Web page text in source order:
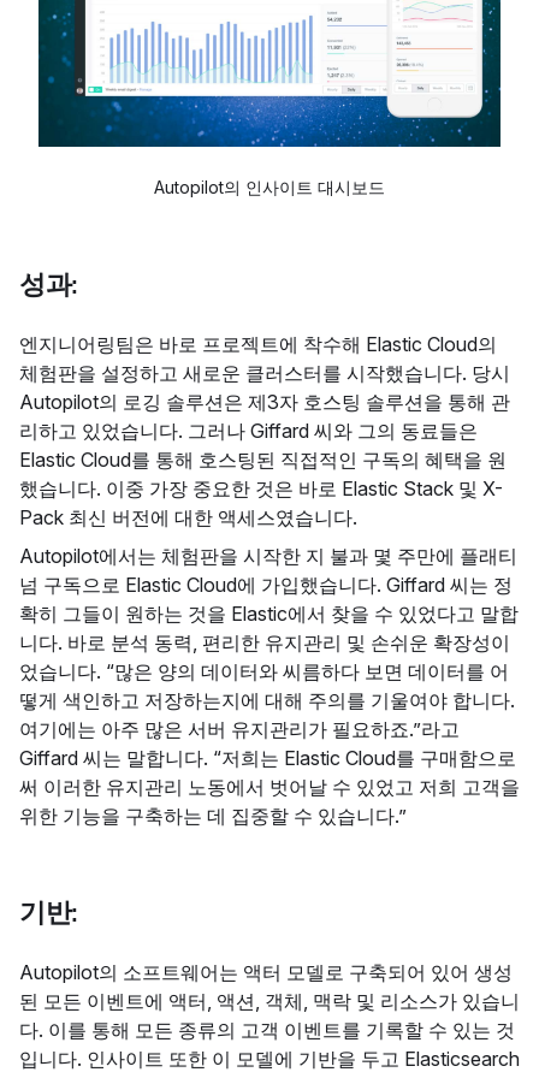
Autopilot의 인사이트 대시보드
성과:
엔지니어링팀은 바로 프로젝트에 착수해 Elastic Cloud의
체험판을 설정하고 새로운 클러스터를 시작했습니다. 당시
Autopilot의 로깅 솔루션은 제3자 호스팅 솔루션을 통해 관
리하고 있었습니다. 그러나 Giffard 씨와 그의 동료들은
Elastic Cloud를 통해 호스팅된 직접적인 구독의 혜택을 원
했습니다. 이중 가장 중요한 것은 바로 Elastic Stack 및 X-
Pack 최신 버전에 대한 액세스였습니다.
Autopilot에서는 체험판을 시작한 지 불과 몇 주만에 플래티
넘 구독으로 Elastic Cloud에 가입했습니다. Giffard 씨는 정
확히 그들이 원하는 것을 Elastic에서 찾을 수 있었다고 말합
니다. 바로 분석 동력, 편리한 유지관리 및 손쉬운 확장성이
었습니다. “많은 양의 데이터와 씨름하다 보면 데이터를 어
떻게 색인하고 저장하는지에 대해 주의를 기울여야 합니다.
여기에는 아주 많은 서버 유지관리가 필요하죠.”라고
Giffard 씨는 말합니다. “저희는 Elastic Cloud를 구매함으로
써 이러한 유지관리 노동에서 벗어날 수 있었고 저희 고객을
위한 기능을 구축하는 데 집중할 수 있습니다.”
기반:
Autopilot의 소프트웨어는 액터 모델로 구축되어 있어 생성
된 모든 이벤트에 액터, 액션, 객체, 맥락 및 리소스가 있습니
다. 이를 통해 모든 종류의 고객 이벤트를 기록할 수 있는 것
입니다. 인사이트 또한 이 모델에 기반을 두고 Elasticsearch